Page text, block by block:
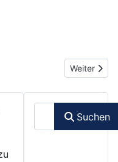
Sirnau Nächster
Weiter
Suchen
Suchen